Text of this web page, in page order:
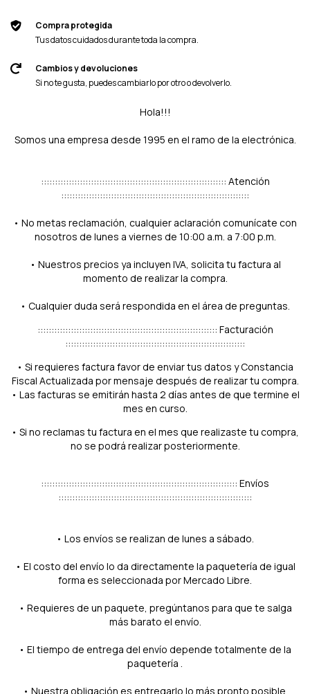
Compra protegida
Tus datos cuidados durante toda la compra.
Cambios y devoluciones
Si no te gusta, puedes cambiarlo por otro o devolverlo.
Hola!!!
Somos una empresa desde 1995 en el ramo de la electrónica.
::::::::::::::::::::::::::::::::::::::::::::::::::::::::::::::::::: Atención
::::::::::::::::::::::::::::::::::::::::::::::::::::::::::::::::::::
• No metas reclamación, cualquier aclaración comunícate con
nosotros de lunes a viernes de 10:00 a.m. a 7:00 p.m.
• Nuestros precios ya incluyen IVA, solicita tu factura al
momento de realizar la compra.
• Cualquier duda será respondida en el área de preguntas.
::::::::::::::::::::::::::::::::::::::::::::::::::::::::::::::::: Facturación
:::::::::::::::::::::::::::::::::::::::::::::::::::::::::::::::::
• Si requieres factura favor de enviar tus datos y Constancia
Fiscal Actualizada por mensaje después de realizar tu compra.
• Las facturas se emitirán hasta 2 días antes de que termine el
mes en curso.
• Si no reclamas tu factura en el mes que realizaste tu compra,
no se podrá realizar posteriormente.
::::::::::::::::::::::::::::::::::::::::::::::::::::::::::::::::::::::: Envíos
::::::::::::::::::::::::::::::::::::::::::::::::::::::::::::::::::::::
• Los envíos se realizan de lunes a sábado.
• El costo del envío lo da directamente la paquetería de igual
forma es seleccionada por Mercado Libre.
• Requieres de un paquete, pregúntanos para que te salga
más barato el envío.
• El tiempo de entrega del envío depende totalmente de la
paquetería .
• Nuestra obligación es entregarlo lo más pronto posible.